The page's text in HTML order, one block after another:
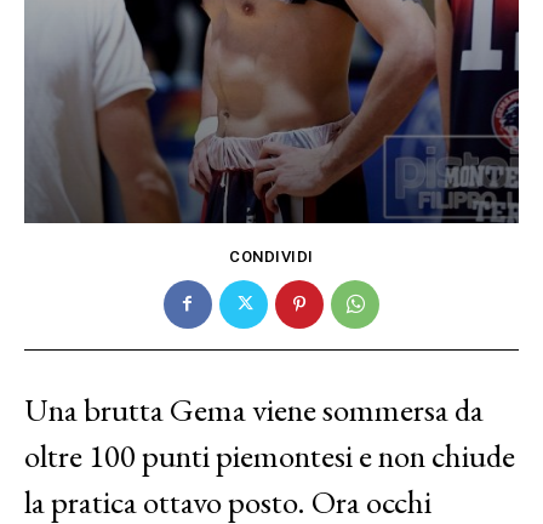
CONDIVIDI
Una brutta Gema viene sommersa da
oltre 100 punti piemontesi e non chiude
la pratica ottavo posto. Ora occhi